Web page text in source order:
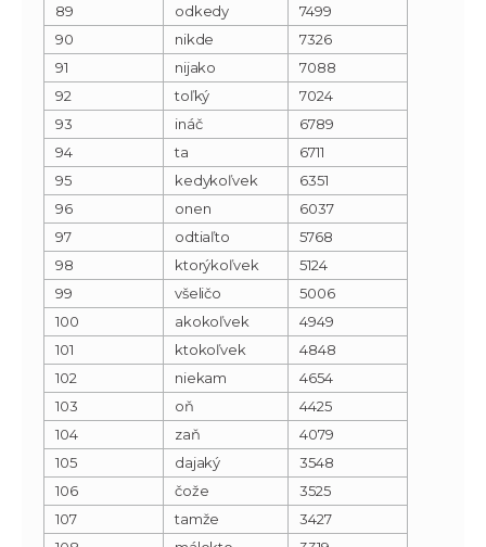
89
odkedy
7499
90
nikde
7326
91
nijako
7088
92
toľký
7024
93
ináč
6789
94
ta
6711
95
kedykoľvek
6351
96
onen
6037
97
odtiaľto
5768
98
ktorýkoľvek
5124
99
všeličo
5006
100
akokoľvek
4949
101
ktokoľvek
4848
102
niekam
4654
103
oň
4425
104
zaň
4079
105
dajaký
3548
106
čože
3525
107
tamže
3427